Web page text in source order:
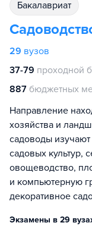
бакалавриат
29 вузов
37-79 проходной
887 бюджетных
Направление
хозяйства и
садоводы
садовых культур,
овощеводство,
и компьютерную
декоративное
Экзамены в 29